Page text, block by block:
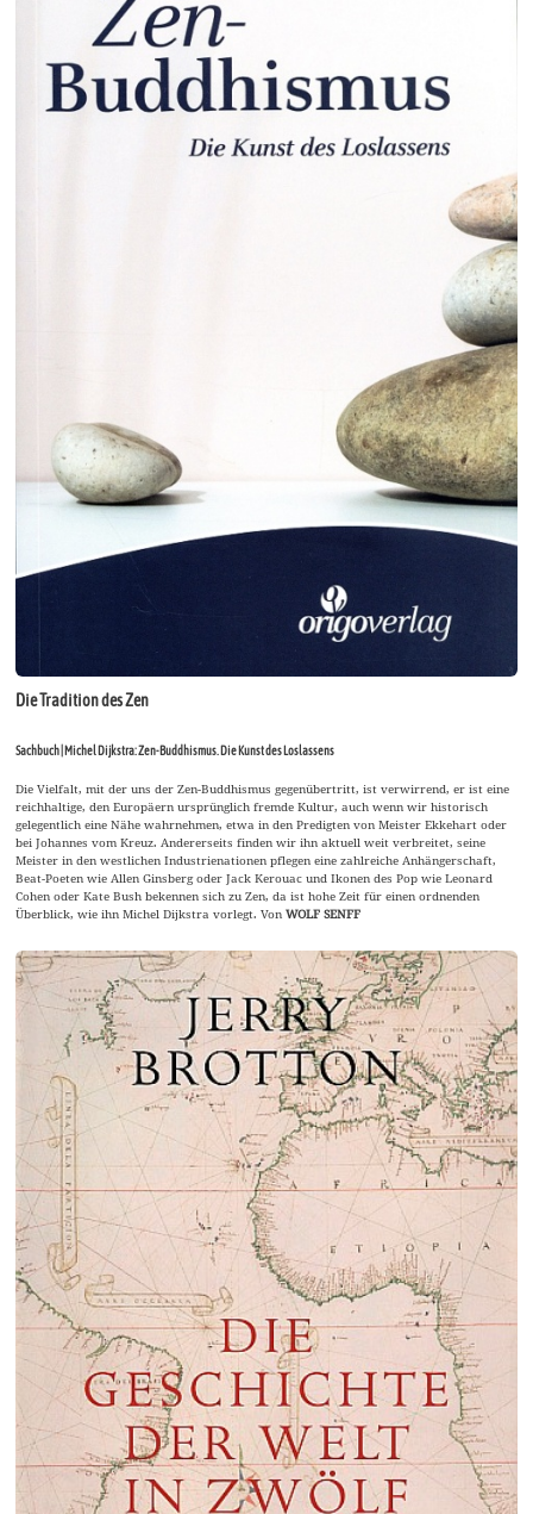
Die Tradition des Zen
Sachbuch | Michel Dijkstra: Zen-Buddhismus. Die Kunst des Loslassens
Die Vielfalt, mit der uns der Zen-Buddhismus gegenübertritt, ist verwirrend, er ist eine
reichhaltige, den Europäern ursprünglich fremde Kultur, auch wenn wir historisch
gelegentlich eine Nähe wahrnehmen, etwa in den Predigten von Meister Ekkehart oder
bei Johannes vom Kreuz. Andererseits finden wir ihn aktuell weit verbreitet, seine
Meister in den westlichen Industrienationen pflegen eine zahlreiche Anhängerschaft,
Beat-Poeten wie Allen Ginsberg oder Jack Kerouac und Ikonen des Pop wie Leonard
Cohen oder Kate Bush bekennen sich zu Zen, da ist hohe Zeit für einen ordnenden
Überblick, wie ihn Michel Dijkstra vorlegt. VonWOLF SENFF